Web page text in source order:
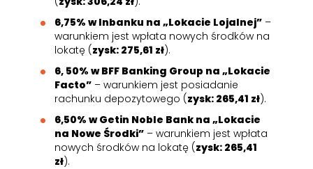
6,75% w Inbanku na „Lokacie Lojalnej” –
warunkiem jest wpłata nowych środków na
lokatę (zysk: 275,61 zł).
6, 50% w BFF Banking Group na „Lokacie
Facto” – warunkiem jest posiadanie
rachunku depozytowego (zysk: 265,41 zł).
6,50% w Getin Noble Bank na „Lokacie
na Nowe Środki” – warunkiem jest wpłata
nowych środków na lokatę (zysk: 265,41
zł).